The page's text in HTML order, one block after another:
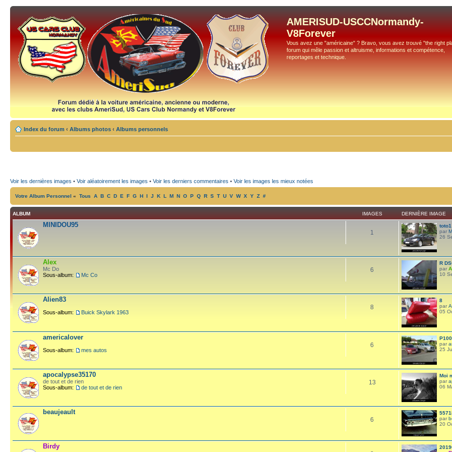
AMERISUD-USCCNormandy-
V8Forever
Vous avez une "américaine" ? Bravo, vous avez trouvé "the right
forum qui mêle passion et altruisme, informations et compétence,
reportages et technique.
Index du forum ‹ Albums photos ‹ Albums personnels
Voir les dernières images • Voir aléatoirement les images • Voir les derniers commentaires • Voir les images les mieux notées
Votre Album Personnel « Tous A B C D E F G H I J K L M N O P Q R S T U V W X Y Z #
ALBUM IMAGES DERNIÈRE IMAGE
MINIDOU95
1
toto1
par
26
Alex
Mc Do
Sous-album:
Mc Co
6
R
par
10
Alien83
Sous-album: Buick Skylark 1963
8
8
par
05
americalover
Sous-album: mes autos
6
par
25
apocalypse35170
de tout et de rien
Sous-album:
de tout et de rien
13
Moi
par
06
beaujeault
6
par
20
Birdy